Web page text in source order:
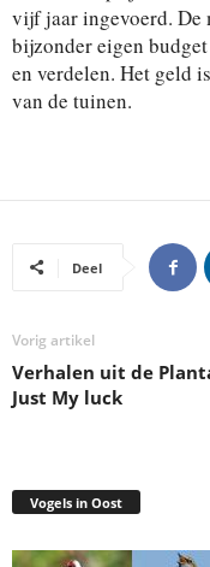
vijf jaar ingevoerd. De
bijzonder eigen
en verdelen. Het geld
van de tuinen.
Deel
Vorig artikel
Verhalen uit de
Just My luck
Vogels in Oost